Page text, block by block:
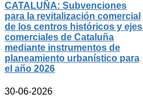
CATALUÑA: Subvenciones
para la revitalización comercial
de los centros históricos y ejes
comerciales de Cataluña
mediante instrumentos de
planeamiento urbanístico para
el año 2026
30-06-2026